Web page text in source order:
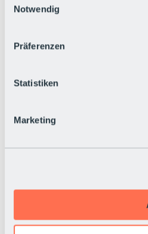
Notwendig
Präferenzen
Statistiken
Marketing